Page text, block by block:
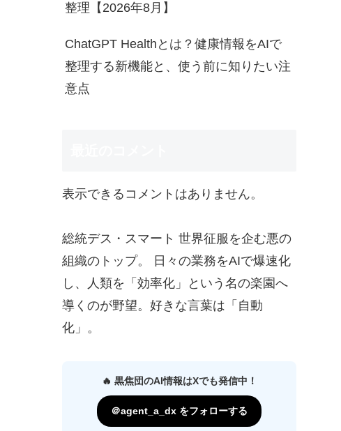
整理【2026年8月】
ChatGPT Healthとは？健康情報をAIで
整理する新機能と、使う前に知りたい注
意点
表示できるコメントはありません。
総統デス・スマート 世界征服を企む悪の
組織のトップ。 日々の業務をAIで爆速化
し、人類を「効率化」という名の楽園へ
導くのが野望。好きな言葉は「自動
化」。
🔥 黒焦団のAI情報はXでも発信中！
＠agent_a_dx をフォローする